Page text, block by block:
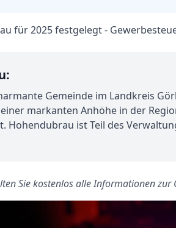
Gemeinde im Landkreis
markanten Anhöhe in der
Hohendubrau ist Teil des
Sie kostenlos alle Informationen zur